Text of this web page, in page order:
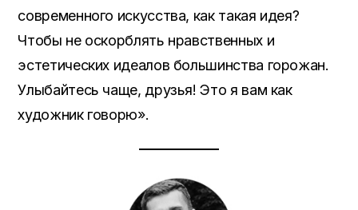
современного искусства, как такая идея?
Чтобы не оскорблять нравственных и
эстетических идеалов большинства горожан.
Улыбайтесь чаще, друзья! Это я вам как
художник говорю».